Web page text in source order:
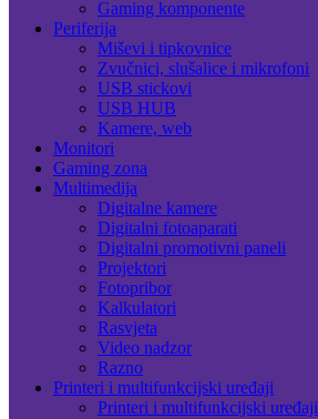
Gaming komponente
Periferija
Miševi i tipkovnice
Zvučnici, slušalice i mikrofoni
USB stickovi
USB HUB
Kamere, web
Monitori
Gaming zona
Multimedija
Digitalne kamere
Digitalni fotoaparati
Digitalni promotivni paneli
Projektori
Fotopribor
Kalkulatori
Rasvjeta
Video nadzor
Razno
Printeri i multifunkcijski uređaji
Printeri i multifunkcijski uređaji